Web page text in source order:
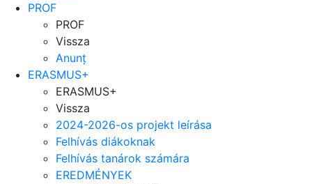
PROF
PROF
Vissza
Anunț
ERASMUS+
ERASMUS+
Vissza
2024-2026-os projekt leírása
Felhívás diákoknak
Felhívás tanárok számára
EREDMÉNYEK